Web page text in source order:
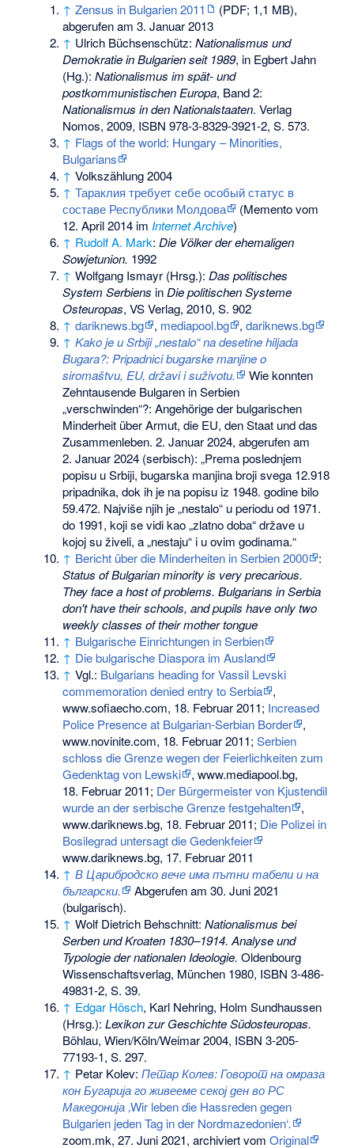
↑ Zensus in Bulgarien 2011
(PDF; 1,1 MB),
abgerufen am 3. Januar 2013
↑ Ulrich Büchsenschütz:Nationalismus und
Demokratie in Bulgarien seit 1989, in Egbert Jahn
(Hg.):Nationalismus im spät- und
postkommunistischen Europa, Band 2:
Nationalismus in den Nationalstaaten. Verlag
Nomos, 2009, ISBN 978-3-8329-3921-2, S. 573.
↑ Flags of the world: Hungary – Minorities,
Bulgarians
↑ Volkszählung 2004
↑ Тараклия требует себе особый статус в
составе Республики Молдова
(Mementovom
12. April 2014 imInternet Archive)
↑ Rudolf A. Mark:Die Völker der ehemaligen
Sowjetunion. 1992
↑ Wolfgang Ismayr (Hrsg.):Das politisches
System Serbiens inDie politischen Systeme
Osteuropas, VS Verlag, 2010, S. 902
↑ dariknews.bg , mediapool.bg ,dariknews.bg
↑ Kako je u Srbiji „nestalo“ na desetine hiljada
Bugara?: Pripadnici bugarske manjine o
siromaštvu, EU, državi i suživotu.
Wie konnten
Zehntausende Bulgaren in Serbien
„verschwinden“?: Angehörige der bulgarischen
Minderheit über Armut, die EU, den Staat und das
Zusammenleben. 2. Januar 2024, abgerufen am
2. Januar 2024 (serbisch): „Prema poslednjem
popisu u Srbiji, bugarska manjina broji svega 12.918
pripadnika, dok ih je na popisu iz 1948. godine bilo
59.472. Najviše njih je „nestalo“ u periodu od 1971.
do 1991, koji se vidi kao „zlatno doba“ države u
kojoj su živeli, a „nestaju“ i u ovim godinama.“
↑ Bericht über die Minderheiten in Serbien 2000
:
Status of Bulgarian minority is very precarious.
They face a host of problems. Bulgarians in Serbia
don't have their schools, and pupils have only two
weekly classes of their mother tongue
↑ Bulgarische Einrichtungen in Serbien
↑ Die bulgarische Diaspora im Ausland
↑ Vgl.: Bulgarians heading for Vassil Levski
commemoration denied entry to Serbia
,
www.sofiaecho.com, 18. Februar 2011; Increased
Police Presence at Bulgarian-Serbian Border
,
www.novinite.com, 18. Februar 2011;Serbien
schloss die Grenze wegen der Feierlichkeiten zum
Gedenktag von Lewski
, www.mediapool.bg,
18. Februar 2011; Der Bürgermeister von Kjustendil
wurde an der serbische Grenze festgehalten
,
www.dariknews.bg, 18. Februar 2011; Die Polizei in
Bosilegrad untersagt die Gedenkfeier
www.dariknews.bg, 17. Februar 2011
↑ В Царибродско вече има пътни табели и на
български.
Abgerufen am 30. Juni 2021
(bulgarisch).
↑ Wolf Dietrich Behschnitt:Nationalismus bei
Serben und Kroaten 1830–1914. Analyse und
Typologie der nationalen Ideologie. Oldenbourg
Wissenschaftsverlag, München 1980, ISBN 3-486-
49831-2, S. 39.
↑ Edgar Hösch, Karl Nehring, Holm Sundhaussen
(Hrsg.):Lexikon zur Geschichte Südosteuropas.
Böhlau, Wien/Köln/Weimar 2004, ISBN 3-205-
77193-1, S. 297.
↑ Petar Kolev:Петар Колев: Говорот на омраза
кон Бугарија го живееме секој ден во РС
Македонија ‚Wir leben die Hassreden gegen
Bulgarien jeden Tag in der Nordmazedonien‘.
zoom.mk, 27. Juni 2021, archiviert vomOriginal